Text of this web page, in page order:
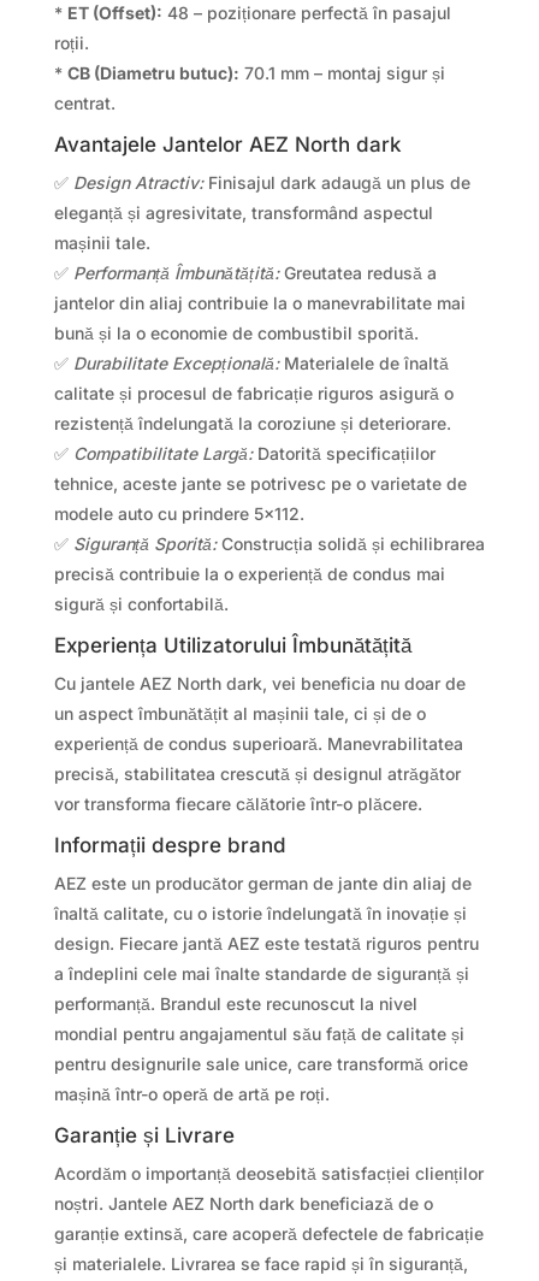
* ET (Offset): 48 – poziționare perfectă în pasajul
roții.
* CB (Diametru butuc): 70.1 mm – montaj sigur și
centrat.
Avantajele Jantelor AEZ North dark
✅ Design Atractiv:Finisajul dark adaugă un plus de
eleganță și agresivitate, transformând aspectul
mașinii tale.
✅ Performanță Îmbunătățită:Greutatea redusă a
jantelor din aliaj contribuie la o manevrabilitate mai
bună și la o economie de combustibil sporită.
✅ Durabilitate Excepțională:Materialele de înaltă
calitate și procesul de fabricație riguros asigură o
rezistență îndelungată la coroziune și deteriorare.
✅ Compatibilitate Largă:Datorită specificațiilor
tehnice, aceste jante se potrivesc pe o varietate de
modele auto cu prindere 5×112.
✅ Siguranță Sporită:Construcția solidă și echilibrarea
precisă contribuie la o experiență de condus mai
sigură și confortabilă.
Experiența Utilizatorului Îmbunătățită
Cu jantele AEZ North dark, vei beneficia nu doar de
un aspect îmbunătățit al mașinii tale, ci și de o
experiență de condus superioară. Manevrabilitatea
precisă, stabilitatea crescută și designul atrăgător
vor transforma fiecare călătorie într-o plăcere.
Informații despre brand
AEZ este un producător german de jante din aliaj de
înaltă calitate, cu o istorie îndelungată în inovație și
design. Fiecare jantă AEZ este testată riguros pentru
a îndeplini cele mai înalte standarde de siguranță și
performanță. Brandul este recunoscut la nivel
mondial pentru angajamentul său față de calitate și
pentru designurile sale unice, care transformă orice
mașină într-o operă de artă pe roți.
Garanție și Livrare
Acordăm o importanță deosebită satisfacției clienților
noștri. Jantele AEZ North dark beneficiază de o
garanție extinsă, care acoperă defectele de fabricație
și materialele. Livrarea se face rapid și în siguranță,